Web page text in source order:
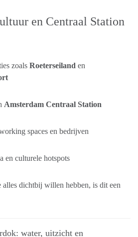
en Centraal Station
zoals Roeterseiland en
Amsterdam Centraal Station
spaces en bedrijven
en culturele hotspots
dichtbij willen hebben, is dit een
water, uitzicht en